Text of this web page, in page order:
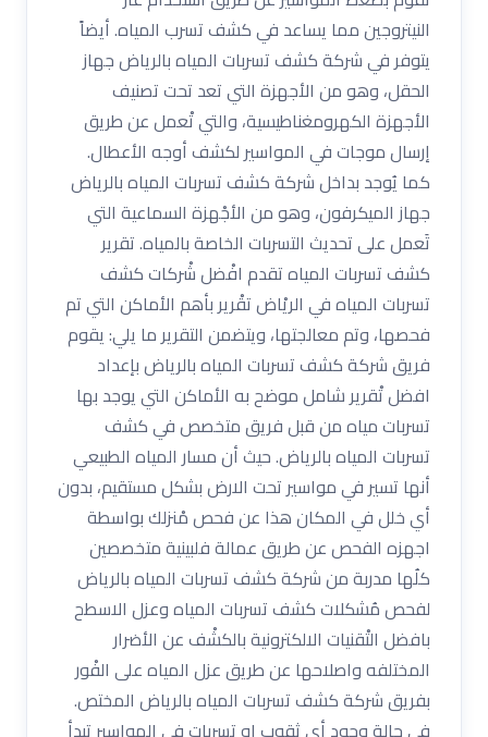
النيتروجين مما يساعد في كشف تسرب المياه. أيضاً
يتوفر في شركة كشف تسربات المياه بالرياض جهاز
الحقل، وهو من الأجهزة التي تعد تحت تصنيف
الأجهزة الكهرومغناطيسية، والتي تْعمل عن طريق
إرسال موجات في المواسير لكشف أوجه الأعطال.
كما يُوجد بداخل شركة كشف تسربات المياه بالرياض
جهاز الميكرفون، وهو من الأجْهزة السماعية التي
تَعمل على تحديث التسربات الخاصة بالمياه. تقرير
كشف تسربات المياه تقدم افْضل شْركات كشف
تسربات المياه في الريْاض تقْرير بأهم الأماكن التي تم
فحصها، وتم معالجتها، ويتضمن التقرير ما يلي: يقوم
فريق شركة كشف تسربات المياه بالرياض بإعداد
افضل تْقرير شامل موضح به الأماكن التي يوجد بها
تسربات مياه من قبل فريق متخصص في كشف
تسربات المياه بالرياض. حيث أن مسار المياه الطبيعي
أنها تسير في مواسير تحت الارض بشكل مستقيم، بدون
أي خلل في المكان هذا عن فحص مْنزلك بواسطة
اجهزه الفحص عن طريق عمالة فلبينية متخصصين
كلُها مدربة من شركة كشف تسربات المياه بالرياض
لفحص مُشكلات كشف تسربات المياه وعزل الاسطح
بافضل التْقنيات الالكترونية بالكشْف عن الأضرار
المختلفه واصلاحها عن طريق عزل المياه على الفْور
بفريق شركة كشف تسربات المياه بالرياض المختص.